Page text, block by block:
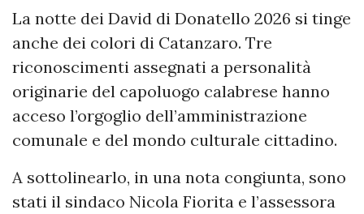
La notte dei David di Donatello 2026 si tinge
anche dei colori di Catanzaro. Tre
riconoscimenti assegnati a personalità
originarie del capoluogo calabrese hanno
acceso l’orgoglio dell’amministrazione
comunale e del mondo culturale cittadino.
A sottolinearlo, in una nota congiunta, sono
stati il sindaco Nicola Fiorita e l’assessora